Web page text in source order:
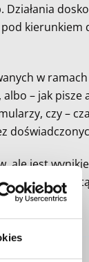
kierunkiem
w
– jak pisze
czy –
ale jest